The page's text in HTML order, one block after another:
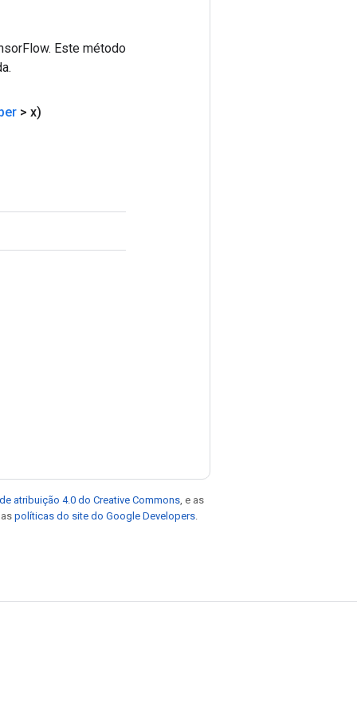
Este método
> x)
atribuição 4.0 do Creative Commons , e as
políticas do site do Google Developers